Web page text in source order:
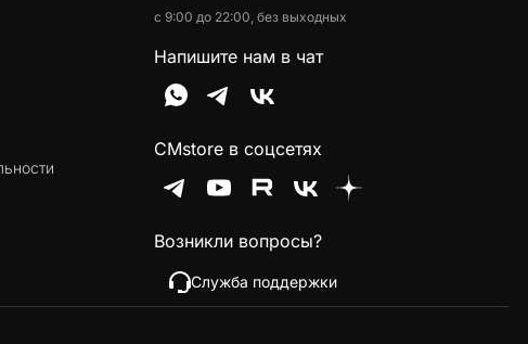
с 9:00 до 22:00, без выходных
Напишите нам в чат
CMstore в соцсетях
Возникли вопросы?
Служба поддержки